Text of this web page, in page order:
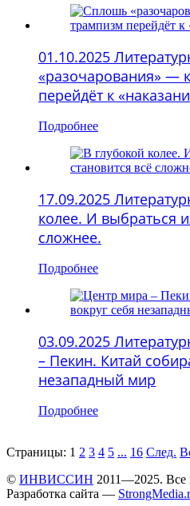
01.10.2025
«разочарования» —
перейдёт к
Подробнее
17.09.2025
колее. И выбраться
сложнее.
Подробнее
03.09.2025
– Пекин. Китай
незападный мир
Подробнее
Страницы: 1 2 3 4 5 ... 16 След.
© ИНВИССИН 2011—2025. Все
Разработка сайта —